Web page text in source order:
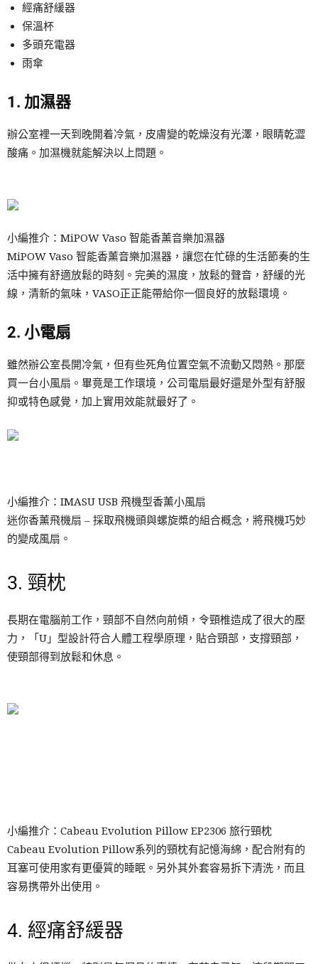
經痛舒緩器
保溫杯
多頭充電器
雨傘
1. 加濕器
辦公室裡一天到晚開着冷氣，皮膚變的乾燥沒有光澤，眼睛乾澀
酸痛。加濕機就能解決以上問題。
小編推介：MiPOW Vaso 智能香薰音樂加濕器
MiPOW Vaso 智能香薰音樂加濕器，讓您在忙碌的生活節奏的生
活中擁有舒適放鬆的時刻。完美的濕度，放鬆的聲音，舒緩的光
線，清新的氣味，VASO正正能帶給你一個良好的放鬆環境。
2. 小電扇
雖然辦公室長開冷氣，但有些死角位置空氣不流動又悶熱。那麼
買一台小風扇。畢竟是工作環境，公司電扇最好還是外型有舒服
抑或特色感覺，加上實用效能就最好了。
小編推介：IMASU USB 飛機型香薰小風扇
迷你香薰飛機扇 – 採取飛機頭與螺旋槳的組合概念，將飛機巧妙
的變成風扇。
3. 頸枕
長期在電腦前工作，頸部不自然向前傾，令頸椎造成了很大的壓
力，「U」型設計符合人體工程學原理，貼合頸部，支撐頸部，
使頸部得到放鬆和休息。
小編推介：Cabeau Evolution Pillow EP2306 旅行頸枕
Cabeau Evolution Pillow系列的頸枕有記憶海綿，配合附有的
耳塞可使用家有更優質的睡眠。另外其外套容易拆下清洗，而且
容易携帶外出使用。
4. 經痛舒緩器